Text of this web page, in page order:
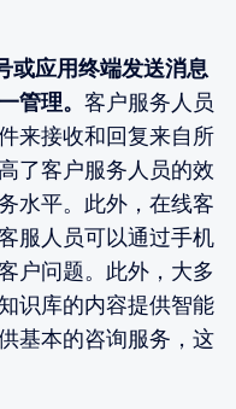
或应用终端发送消息
管理。 客户服务人员
来接收和回复来自所
了客户服务人员的效
水平。此外，在线客
服人员可以通过手机
户问题。此外，大多
识库的内容提供智能
基本的咨询服务，这